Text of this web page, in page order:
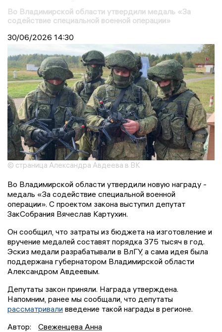
Во Владимирской области утвердили медаль «За
содействие специальной военной операции»
30/06/2026 14:30
© страница Александра Авдеева в ВК
Во Владимирской области утвердили новую награду -
медаль «За содействие специальной военной
операции». С проектом закона выступил депутат
ЗакСобрания Вячеслав Картухин.
Он сообщил, что затраты из бюджета на изготовление и
вручение медалей составят порядка 375 тысяч в год.
Эскиз медали разрабатывали в ВлГУ, а сама идея была
поддержана губернатором Владимирской области
Александром Авдеевым.
Депутаты закон приняли. Награда утверждена.
Напомним, ранее мы сообщали, что депутаты
рассматривали введение такой награды в регионе.
Автор:
Свеженцева Анна